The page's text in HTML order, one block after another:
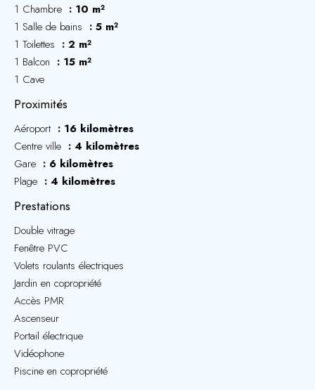
1 Chambre
10 m²
1 Salle de bains
5 m²
1 Toilettes
2 m²
1 Balcon
15 m²
1 Cave
Proximités
Aéroport
16 kilomètres
Centre ville
4 kilomètres
Gare
6 kilomètres
Plage
4 kilomètres
Prestations
Double vitrage
Fenêtre PVC
Volets roulants électriques
Jardin en copropriété
Accès PMR
Ascenseur
Portail électrique
Vidéophone
Piscine en copropriété